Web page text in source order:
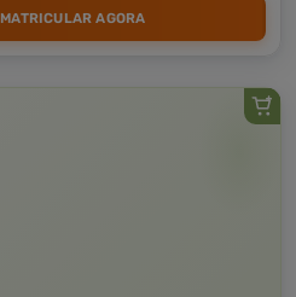
MATRICULAR AGORA